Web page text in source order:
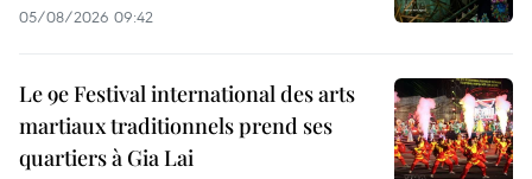
05/08/2026 09:42
Le 9e Festival international des arts
martiaux traditionnels prend ses
quartiers à Gia Lai